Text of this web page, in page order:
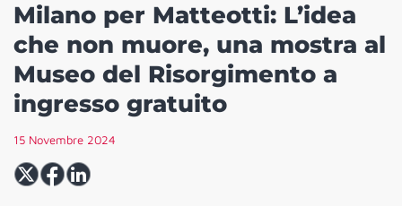
Milano per Matteotti: L’idea
che non muore, una mostra al
Museo del Risorgimento a
ingresso gratuito
15 Novembre 2024